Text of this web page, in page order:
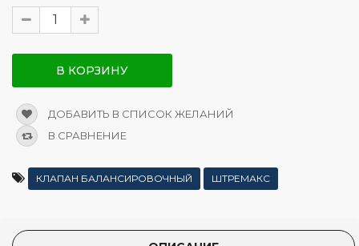
В КОРЗИНУ
ДОБАВИТЬ В СПИСОК ЖЕЛАНИЙ
В СРАВНЕНИЕ
КЛАПАН БАЛАНСИРОВОЧНЫЙ ШТРЕМАКС